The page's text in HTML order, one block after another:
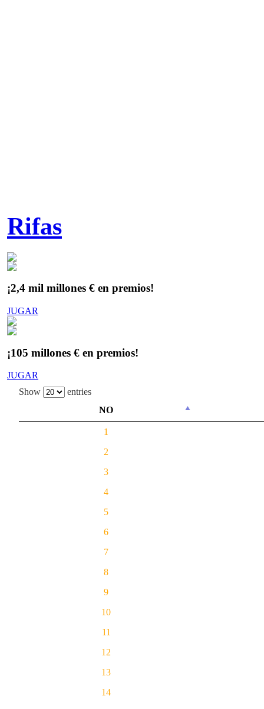
Rifas
¡2,4 mil millones € en premios!
JUGAR
¡105 millones € en premios!
JUGAR
Show
entries
NO
1
2
3
4
5
6
7
8
9
10
11
12
13
14